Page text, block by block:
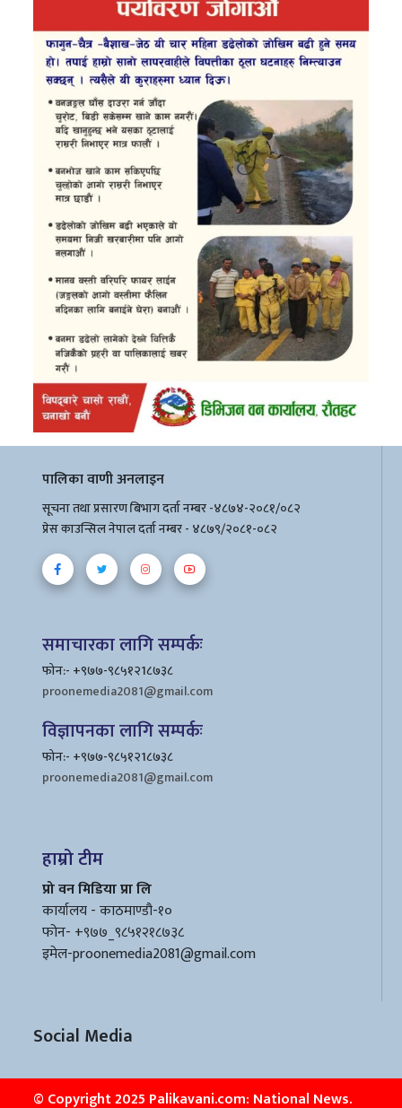
पालिका वाणी अनलाइन
सूचना तथा प्रसारण बिभाग दर्ता नम्बर -४८७४-२०८१/०८२
प्रेस काउन्सिल नेपाल दर्ता नम्बर - ४८७९/२०८१-०८२
समाचारका लागि सम्पर्कः
फोन:- +९७७-९८५१२1८७३८
proonemedia2081@gmail.com
विज्ञापनका लागि सम्पर्कः
फोन:- +९७७-९८५१२1८७३८
proonemedia2081@gmail.com
हाम्रो टीम
प्रो वन मिडिया प्रा लि
कार्यालय - काठमाण्डौ-१०
फोन- +९७७_९८५१२१८७३८
इमेल-proonemedia2081@gmail.com
Social Media
© Copyright 2025 Palikavani.com: National News.